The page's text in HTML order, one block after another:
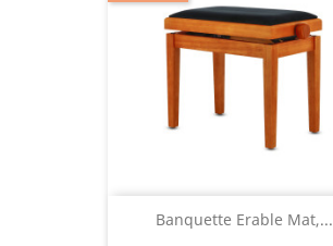
Banquette Erable Mat,...